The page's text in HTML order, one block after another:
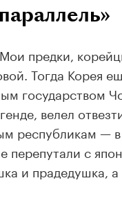
предки,
Тогда Корея
государством
велел
республикам — в
перепутали с
и прадедушка,